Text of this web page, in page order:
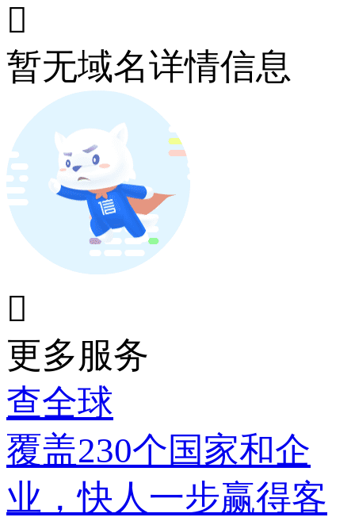

暂无域名详情信息

更多服务
查全球
覆盖230个国家和企
业，快人一步赢得客